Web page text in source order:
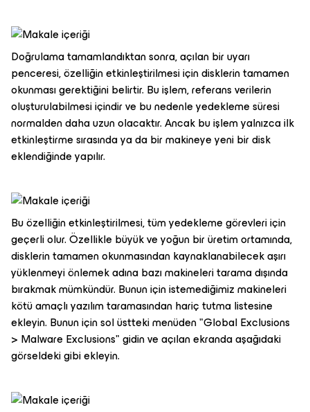
Doğrulama tamamlandıktan sonra, açılan bir uyarı
penceresi, özelliğin etkinleştirilmesi için disklerin tamamen
okunması gerektiğini belirtir. Bu işlem, referans verilerin
oluşturulabilmesi içindir ve bu nedenle yedekleme süresi
normalden daha uzun olacaktır. Ancak bu işlem yalnızca ilk
etkinleştirme sırasında ya da bir makineye yeni bir disk
eklendiğinde yapılır.
Bu özelliğin etkinleştirilmesi, tüm yedekleme görevleri için
geçerli olur. Özellikle büyük ve yoğun bir üretim ortamında,
disklerin tamamen okunmasından kaynaklanabilecek aşırı
yüklenmeyi önlemek adına bazı makineleri tarama dışında
bırakmak mümkündür. Bunun için istemediğimiz makineleri
kötü amaçlı yazılım taramasından hariç tutma listesine
ekleyin. Bunun için sol üstteki menüden "Global Exclusions
> Malware Exclusions" gidin ve açılan ekranda aşağıdaki
görseldeki gibi ekleyin.